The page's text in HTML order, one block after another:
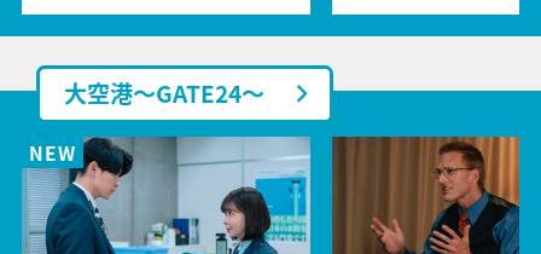
大空港～GATE24～